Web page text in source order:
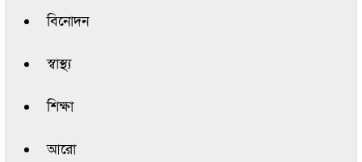
বিনোদন
স্বাস্থ্য
শিক্ষা
আরো